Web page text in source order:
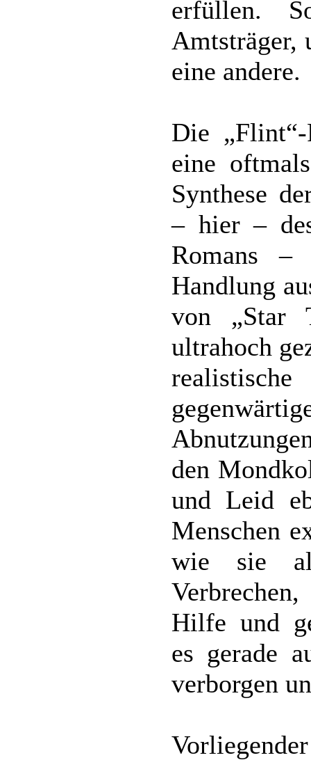
erfüllen.
Amtsträger,
eine andere.
Die
eine
Synthese
– hier –
Romans
Handlung
von „Star
ultrahoch
den
und Leid
Menschen
wie sie
Hilfe und
es gerade
verborgen